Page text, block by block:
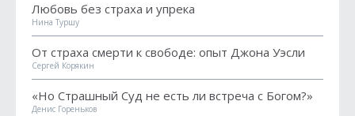
Любовь без страха и упрека
Нина Туршу
От страха смерти к свободе: опыт Джона Уэсли
Сергей Корякин
«Но Страшный Суд не есть ли встреча с Богом?»
Денис Гореньков